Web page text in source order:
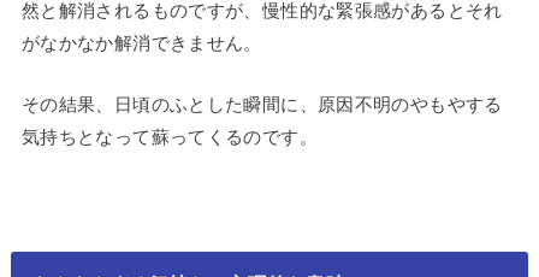
然と解消されるものですが、慢性的な緊張感があるとそれ
がなかなか解消できません。
その結果、日頃のふとした瞬間に、原因不明のやもやする
気持ちとなって蘇ってくるのです。